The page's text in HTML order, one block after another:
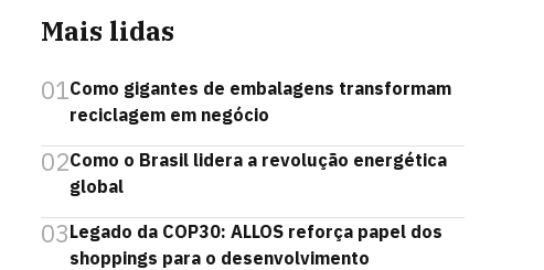
Mais lidas
01Como gigantes de embalagens transformam
reciclagem em negócio
02Como o Brasil lidera a revolução energética
global
03Legado da COP30: ALLOS reforça papel dos
shoppings para o desenvolvimento